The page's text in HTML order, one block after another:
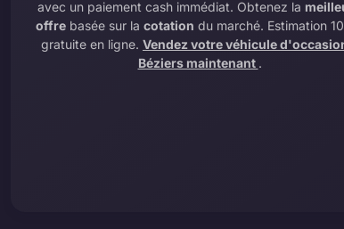
avec un paiement cash immédiat. Obtenez la
offrebasée sur la cotation du marché. Estimation
gratuite en ligne. Vendez votre véhicule
Béziers maintenant .